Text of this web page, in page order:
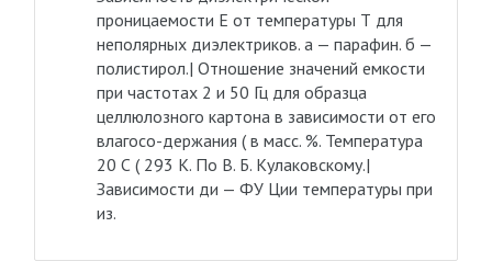
проницаемости Е от температуры Т для
неполярных диэлектриков. а — парафин. б —
полистирол.| Отношение значений емкости
при частотах 2 и 50 Гц для образца
целлюлозного картона в зависимости от его
влагосо-держания ( в масс. %. Температура
20 С ( 293 К. По В. Б. Кулаковскому.|
Зависимости ди — ФУ Ции температуры при
из.